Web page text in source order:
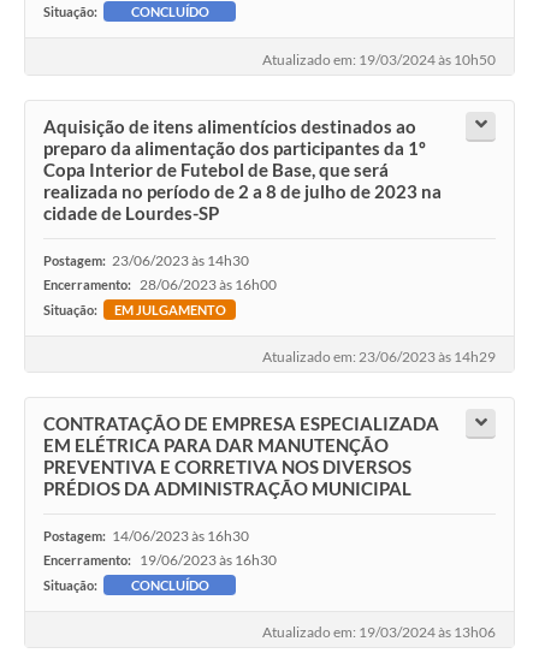
Situação: CONCLUÍDO
Atualizado em: 19/03/2024 às 10h50
Aquisição de itens alimentícios destinados ao
preparo da alimentação dos participantes da 1º
Copa Interior de Futebol de Base, que será
realizada no período de 2 a 8 de julho de 2023 na
cidade de Lourdes-SP
Postagem: 23/06/2023 às 14h30
Encerramento: 28/06/2023 às 16h00
Situação: EM JULGAMENTO
Atualizado em: 23/06/2023 às 14h29
CONTRATAÇÃO DE EMPRESA ESPECIALIZADA
EM ELÉTRICA PARA DAR MANUTENÇÃO
PREVENTIVA E CORRETIVA NOS DIVERSOS
PRÉDIOS DA ADMINISTRAÇÃO MUNICIPAL
Postagem: 14/06/2023 às 16h30
Encerramento: 19/06/2023 às 16h30
Situação: CONCLUÍDO
Atualizado em: 19/03/2024 às 13h06